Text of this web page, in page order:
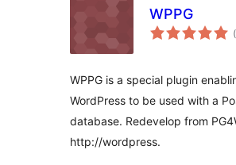
WPPG
WPPG is a special plugin
WordPress to be used with a
database. Redevelop from
http://wordpress.